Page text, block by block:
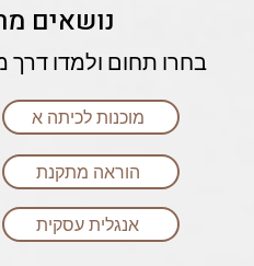
נושאים
בחרו תחום ולמדו דרך
מוכנות לכיתה א
הוראה מתקנת
אנגלית עסקית